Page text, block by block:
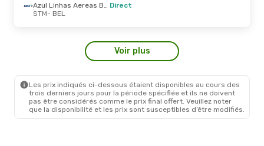
Azul Linhas Aereas Brasileiras Direct
STM- BEL
Voir plus
Les prix indiqués ci-dessous étaient disponibles au cours des
trois derniers jours pour la période spécifiée et ils ne doivent
pas être considérés comme le prix final offert. Veuillez noter
que la disponibilité et les prix sont susceptibles d’être modifiés.